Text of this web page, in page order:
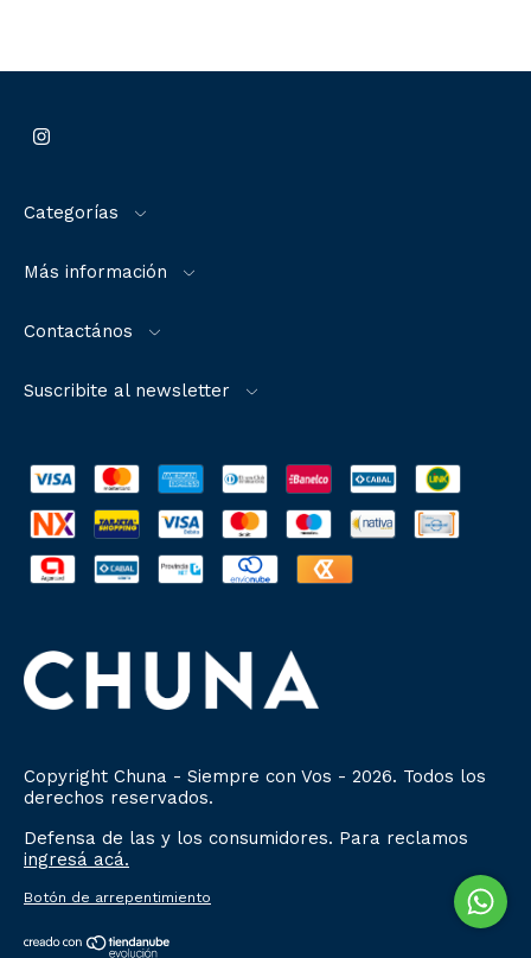
Categorías
Más información
Contactános
Suscribite al newsletter
Copyright Chuna - Siempre con Vos - 2026. Todos los
derechos reservados.
Defensa de las y los consumidores. Para reclamos
ingresá acá.
Botón de arrepentimiento